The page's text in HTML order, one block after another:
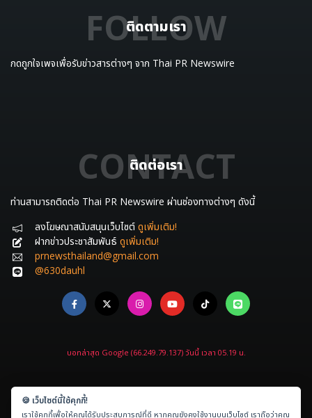
ติดตามเรา
FOLLOW
กดถูกใจเพจเพื่อรับข่าวสารต่างๆ จาก Thai PR Newswire
ติดต่อเรา
CONTACT
ท่านสามารถติดต่อ Thai PR Newswire ผ่านช่องทางต่างๆ ดังนี้
ลงโฆษณาสนับสนุนเว็บไซต์ ดูเพิ่มเติม!
ฝากข่าวประชาสัมพันธ์ ดูเพิ่มเติม!
prnewsthailand@gmail.com
@630dauhl
บอทล่าสุด Google (66.249.79.137) วันนี้ เวลา 05.19 น.
🍪 เว็บไซต์นี้ใช้คุกกี้!
เราใช้คุกกี้เพื่อให้คุณได้รับประสบการณ์ที่ดี หากคุณยังคงใช้งานบนเว็บไซต์ เราถือว่าคุณ